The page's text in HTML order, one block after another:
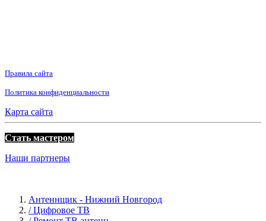
Правила сайта
Политика конфиденциальности
Карта сайта
Стать мастером
Наши партнеры
Антеннщик - Нижний Новгород
/ Цифровое ТВ